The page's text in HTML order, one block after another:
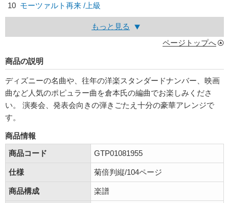
10 モーツァルト再来 /上級
もっと見る
ページトップへ
商品の説明
ディズニーの名曲や、往年の洋楽スタンダードナンバー、映画
曲など人気のポピュラー曲を倉本氏の編曲でお楽しみくださ
い。 演奏会、発表会向きの弾きごたえ十分の豪華アレンジで
す。
商品情報
商品コード
GTP01081955
仕様 菊倍判縦/104ページ
商品構成 楽譜